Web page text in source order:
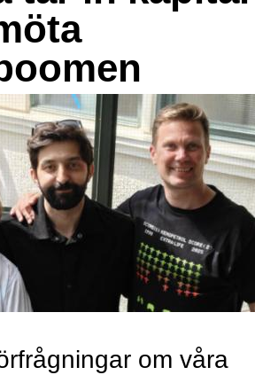
om våra